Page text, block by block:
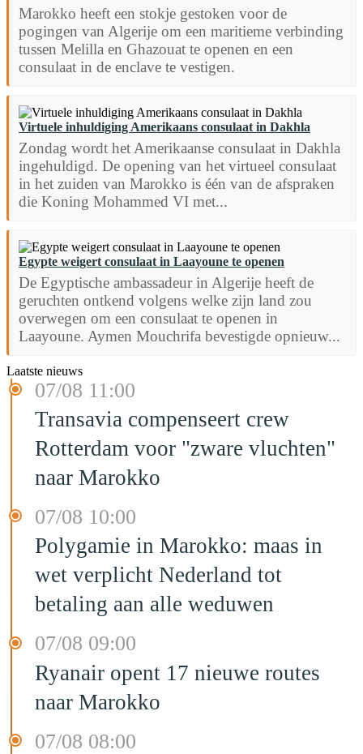
Marokko heeft een stokje gestoken voor de
pogingen van Algerije om een ​​maritieme verbinding
tussen Melilla en Ghazouat te openen en een
consulaat in de enclave te vestigen.
Virtuele inhuldiging Amerikaans consulaat in Dakhla
Zondag wordt het Amerikaanse consulaat in Dakhla
ingehuldigd. De opening van het virtueel consulaat
in het zuiden van Marokko is één van de afspraken
die Koning Mohammed VI met...
Egypte weigert consulaat in Laayoune te openen
De Egyptische ambassadeur in Algerije heeft de
geruchten ontkend volgens welke zijn land zou
overwegen om een consulaat te openen in
Laayoune. Aymen Mouchrifa bevestigde opnieuw...
Laatste nieuws
07/08 11:00
Transavia compenseert crew
Rotterdam voor "zware vluchten"
naar Marokko
07/08 10:00
Polygamie in Marokko: maas in
wet verplicht Nederland tot
betaling aan alle weduwen
07/08 09:00
Ryanair opent 17 nieuwe routes
naar Marokko
07/08 08:00